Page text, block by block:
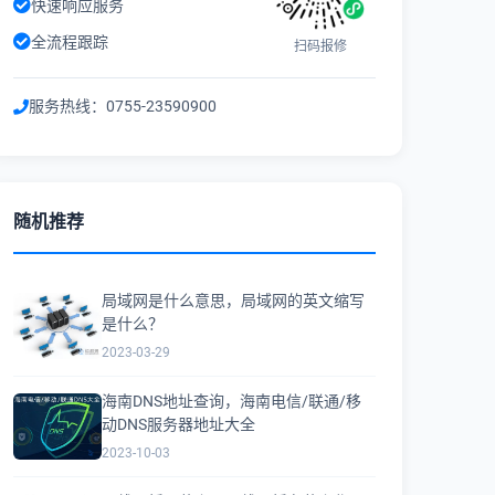
快速响应服务
全流程跟踪 扫码报修
服务热线：0755-23590900
随机推荐
局域网是什么意思，局域网的英文缩写
是什么？
2023-03-29
海南DNS地址查询，海南电信/联通/移
动DNS服务器地址大全
2023-10-03